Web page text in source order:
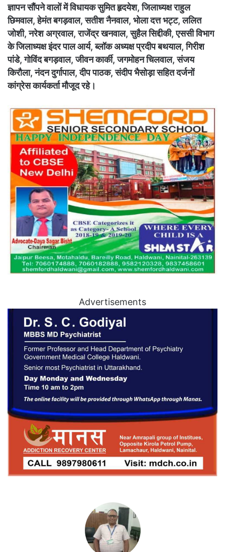
ज्ञापन सौंपने वालों में विधायक सुमित हृदयेश, जिलाध्यक्ष राहुल
छिमवाल, हेमंत बगड़वाल, सतीश नैनवाल, भोला दत्त भट्ट, ललित
जोशी, नरेश अग्रवाल, राजेंद्र खनवाल, सुहैल सिद्दीकी, एससी विभाग
के जिलाध्यक्ष इंदर पाल आर्य, ब्लॉक अध्यक्ष प्रदीप बथयाल, गिरीश
पांडे, गोविंद बगड़वाल, जीवन कार्की, जगमोहन चिलवाल, संजय
किरौला, नंदन दुर्गापाल, दीप पाठक, संदीप भैसोड़ा सहित दर्जनों
कांग्रेस कार्यकर्ता मौजूद रहे।
Advertisements